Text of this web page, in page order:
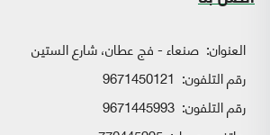
العنوان: صنعاء - فج عطان، شارع الستين
رقم التلفون: 9671450121
رقم التلفون: 9671445993